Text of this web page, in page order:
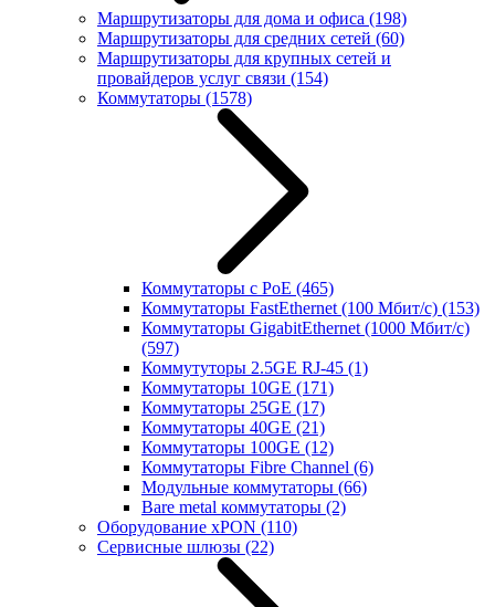
Маршрутизаторы для дома и офиса (198)
Маршрутизаторы для средних сетей (60)
Маршрутизаторы для крупных сетей и
провайдеров услуг связи (154)
Коммутаторы (1578)
Коммутаторы с PoE (465)
Коммутаторы FastEthernet (100 Мбит/с) (153)
Коммутаторы GigabitEthernet (1000 Мбит/с)
(597)
Коммутуторы 2.5GE RJ-45 (1)
Коммутаторы 10GE (171)
Коммутаторы 25GE (17)
Коммутаторы 40GE (21)
Коммутаторы 100GE (12)
Коммутаторы Fibre Channel (6)
Модульные коммутаторы (66)
Bare metal коммутаторы (2)
Оборудование xPON (110)
Сервисные шлюзы (22)